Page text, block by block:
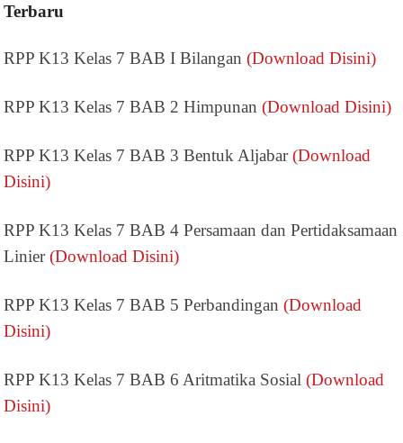
Terbaru
RPP K13 Kelas 7 BAB I Bilangan(Download Disini)
RPP K13 Kelas 7 BAB 2 Himpunan(Download Disini)
RPP K13 Kelas 7 BAB 3 Bentuk Aljabar(Download
Disini)
RPP K13 Kelas 7 BAB 4 Persamaan dan Pertidaksamaan
Linier(Download Disini)
RPP K13 Kelas 7 BAB 5 Perbandingan(Download
Disini)
RPP K13 Kelas 7 BAB 6 Aritmatika Sosial(Download
Disini)